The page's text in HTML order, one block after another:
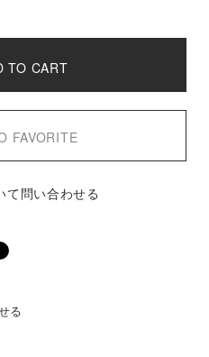
TO CART
FAVORITE
て問い合わせる
る